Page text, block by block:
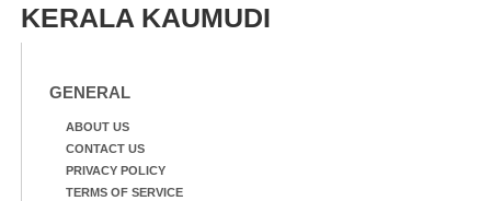
KERALA KAUMUDI
GENERAL
ABOUT US
CONTACT US
PRIVACY POLICY
TERMS OF SERVICE